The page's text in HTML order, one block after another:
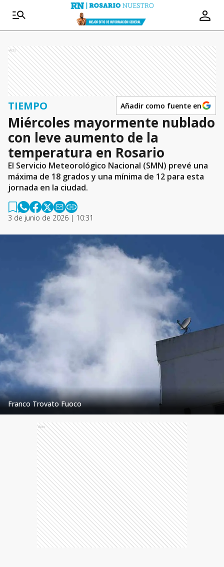
Ads
TIEMPO Añadir como fuente en
Miércoles mayormente nublado
con leve aumento de la
temperatura en Rosario
El Servicio Meteorológico Nacional (SMN) prevé una
máxima de 18 grados y una mínima de 12 para esta
jornada en la ciudad.
3 de junio de 2026 | 10:31
Franco Trovato Fuoco
Ads